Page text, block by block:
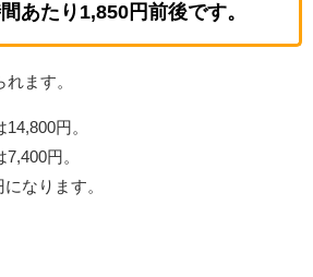
あたり1,850円前後です。
ます。
円。
円。
なります。